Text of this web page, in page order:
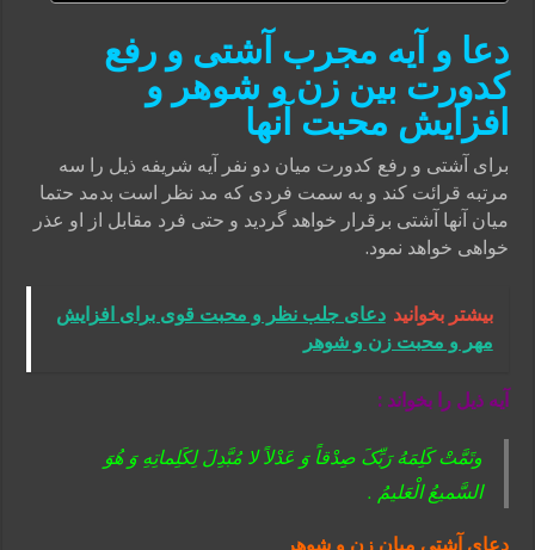
دعا و آیه مجرب آشتی و رفع
کدورت بین زن و شوهر و
افزایش محبت آنها
برای آشتی و رفع کدورت میان دو نفر آیه شریفه ذیل را سه
مرتبه قرائت کند و به سمت فردی که مد نظر است بدمد حتما
میان آنها آشتی برقرار خواهد گردید و حتی فرد مقابل از او عذر
خواهی خواهد نمود.
بیشتر بخوانید دعای جلب نظر و محبت قوی برای افزایش
مهر و محبت زن و شوهر
آیه ذیل را بخواند :
وتَمَّتْ کَلِمَهُ رَبِّکَ صِدْقاً وَ عَدْلاً لا مُبَّدِلَ لِکَلِماتِهِ وَ هُوَ
السَّمیعُ الْعَلیمُ .
دعای آشتی میان زن و شوهر